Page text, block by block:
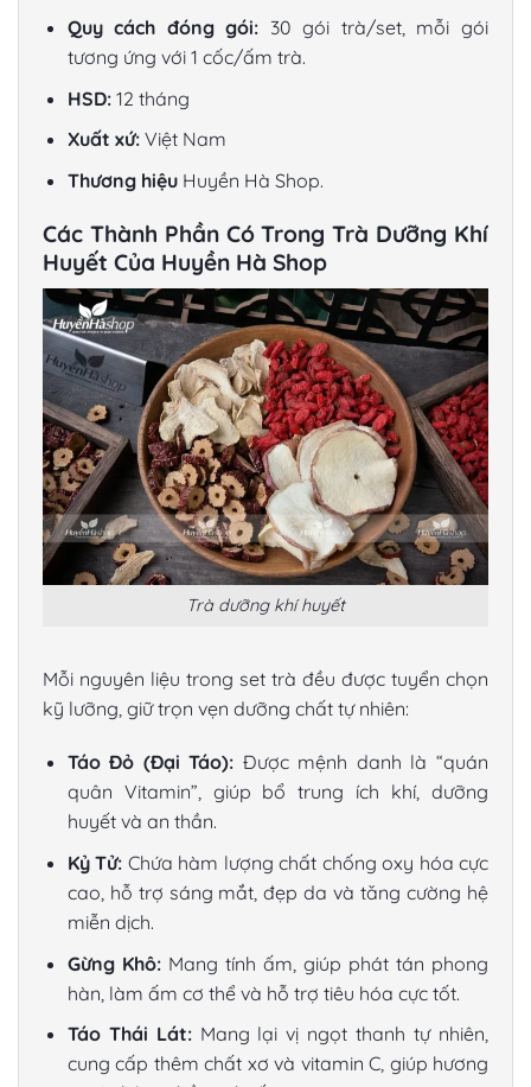
Quy cách đóng gói: 30 gói trà/set, mỗi gói
tương ứng với 1 cốc/ấm trà.
HSD:12 tháng
Xuất xứ:Việt Nam
Thương hiệuHuyền Hà Shop.
Các Thành Phần Có Trong Trà Dưỡng Khí
Huyết Của Huyền Hà Shop
Trà dưỡng khí huyết
Mỗi nguyên liệu trong set trà đều được tuyển chọn
kỹ lưỡng, giữ trọn vẹn dưỡng chất tự nhiên:
Táo Đỏ (Đại Táo): Được mệnh danh là “quán
quân Vitamin”, giúp bổ trung ích khí, dưỡng
huyết và an thần.
Kỷ Tử: Chứa hàm lượng chất chống oxy hóa cực
cao, hỗ trợ sáng mắt, đẹp da và tăng cường hệ
miễn dịch.
Gừng Khô:Mang tính ấm, giúp phát tán phong
hàn, làm ấm cơ thể và hỗ trợ tiêu hóa cực tốt.
Táo Thái Lát:Mang lại vị ngọt thanh tự nhiên,
cung cấp thêm chất xơ và vitamin C, giúp hương